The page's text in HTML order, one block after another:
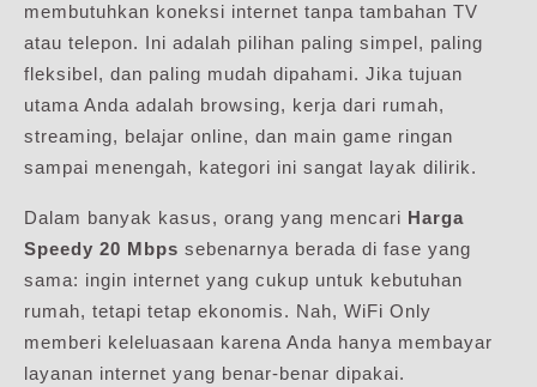
membutuhkan koneksi internet tanpa tambahan TV
atau telepon. Ini adalah pilihan paling simpel, paling
fleksibel, dan paling mudah dipahami. Jika tujuan
utama Anda adalah browsing, kerja dari rumah,
streaming, belajar online, dan main game ringan
sampai menengah, kategori ini sangat layak dilirik.
Dalam banyak kasus, orang yang mencari Harga
Speedy 20 Mbps sebenarnya berada di fase yang
sama: ingin internet yang cukup untuk kebutuhan
rumah, tetapi tetap ekonomis. Nah, WiFi Only
memberi keleluasaan karena Anda hanya membayar
layanan internet yang benar-benar dipakai.